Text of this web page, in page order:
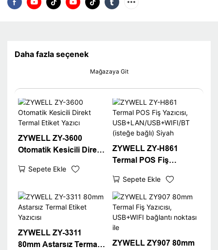
Daha fazla seçenek
Mağazaya Git
ZYWELL ZY-3600
Otomatik Kesicili Direkt
Sepete Ekle
ZYWELL ZY-H861
Termal POS Fiş
USB+LAN/USB+WIFI/B
T (isteğe bağlı) Siyah
Sepete Ekle
ZYWELL ZY-3311
80mm Astarsız Termal
ZYWELL ZY907 80mm